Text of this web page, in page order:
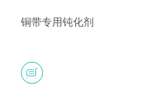
铜带专用钝化剂